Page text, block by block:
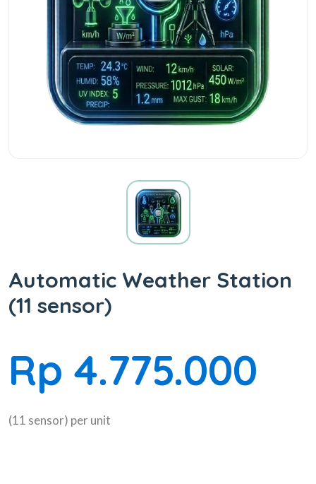
Automatic Weather Station
(11 sensor)
Rp 4.775.000
(11 sensor) per unit